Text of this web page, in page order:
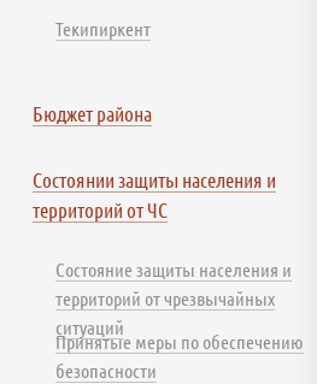
Текипиркент
Бюджет района
Состоянии защиты населения и
территорий от ЧС
Состояние защиты населения и
территорий от чрезвычайных
ситуаций
Принятые меры по обеспечению
безопасности